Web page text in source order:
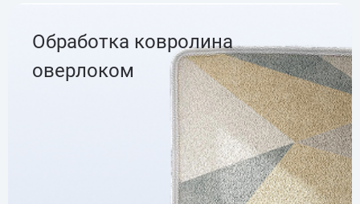
Обработка ковролина
оверлоком